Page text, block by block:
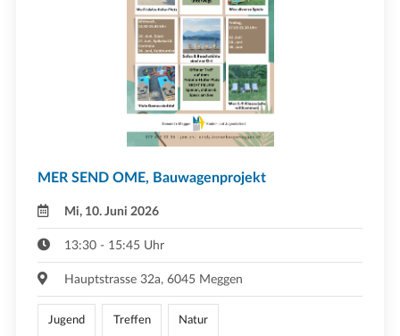
MER SEND OME, Bauwagenprojekt
Mi, 10. Juni 2026
13:30 - 15:45 Uhr
Hauptstrasse 32a, 6045 Meggen
Jugend Treffen Natur